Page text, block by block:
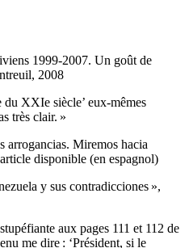
1999-2007. Un goût de
2008
du XXIe siècle’ eux-mêmes
très clair. »
Miremos hacia
disponible (en espagnol)
y sus contradicciones »,
aux pages 111 et 112 de
me dire : ‘Président, si le